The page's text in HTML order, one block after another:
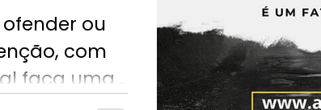
ou
com
faça uma